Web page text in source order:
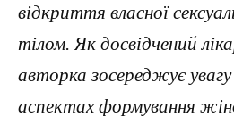
відкриття власної
тілом. Як досвідчений
авторка зосереджує
аспектах формування